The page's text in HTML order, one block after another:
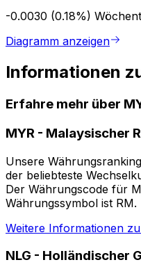
-0.0030 (0.18%)
Diagramm anzeigen
Informationen
Erfahre mehr über
MYR - Malaysischer
Unsere
der beliebteste
Der Währungscode für
Währungssymbol ist RM.
Weitere Informationen
NLG - Holländischer